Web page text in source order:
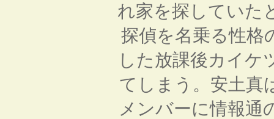
れ家を探していた
探偵を名乗る性格
した放課後カイケ
てしまう。安土真
メンバーに情報通